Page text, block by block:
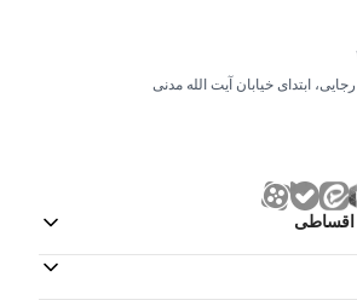
ابتدای خیابان آیت الله مدنی
اقساطی